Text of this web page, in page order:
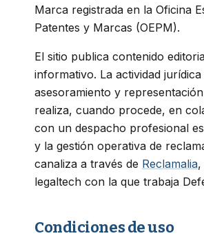
Marca registrada en la Oficina
Patentes y Marcas (OEPM).
El sitio publica contenido
informativo. La actividad jurídica
asesoramiento y
realiza, cuando procede, en
con un despacho profesional
y la gestión operativa de
canaliza a través de Reclamalia,
legaltech con la que trabaja
Condiciones de uso